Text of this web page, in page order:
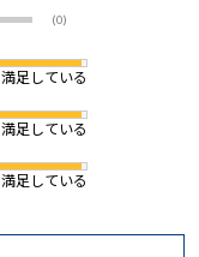
(0)
満足している
満足している
満足している